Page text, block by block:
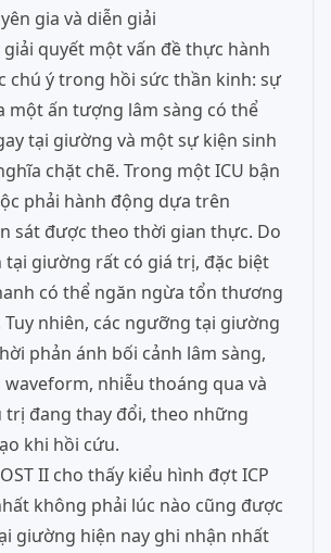
gia và diễn giải
giải quyết một vấn đề thực hành
chú ý trong hồi sức thần kinh: sự
một ấn tượng lâm sàng có thể
tại giường và một sự kiện sinh
chặt chẽ. Trong một ICU bận
phải hành động dựa trên
sát được theo thời gian thực. Do
tại giường rất có giá trị, đặc biệt
có thể ngăn ngừa tổn thương
nhiên, các ngưỡng tại giường
phản ánh bối cảnh lâm sàng,
waveform, nhiễu thoáng qua và
trị đang thay đổi, theo những
khi hồi cứu.
II cho thấy kiểu hình đợt ICP
không phải lúc nào cũng được
giường hiện nay ghi nhận nhất